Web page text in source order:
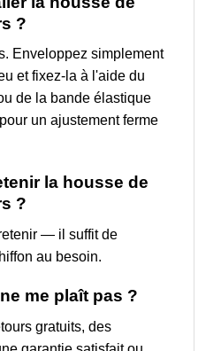
?
Enveloppez simplement
et fixez-la à l'aide du
de la bande élastique
un ajustement ferme
la housse de
?
— il suffit de
au besoin.
me plaît pas ?
gratuits, des